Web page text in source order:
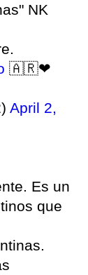
NK
🇦🇷❤
April 2,
Es un
que